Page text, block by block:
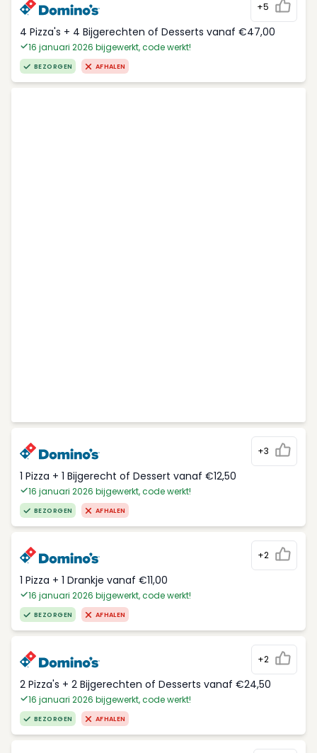
+5
4 Pizza's + 4 Bijgerechten of Desserts vanaf €47,00
16 januari 2026 bijgewerkt, code werkt!
BEZORGEN AFHALEN
+3
1 Pizza + 1 Bijgerecht of Dessert vanaf €12,50
16 januari 2026 bijgewerkt, code werkt!
BEZORGEN AFHALEN
+2
1 Pizza + 1 Drankje vanaf €11,00
16 januari 2026 bijgewerkt, code werkt!
BEZORGEN AFHALEN
+2
2 Pizza's + 2 Bijgerechten of Desserts vanaf €24,50
16 januari 2026 bijgewerkt, code werkt!
BEZORGEN AFHALEN